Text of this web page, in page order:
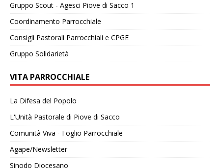
Gruppo Scout - Agesci Piove di Sacco 1
Coordinamento Parrocchiale
Consigli Pastorali Parrocchiali e CPGE
Gruppo Solidarietà
VITA PARROCCHIALE
La Difesa del Popolo
L'Unità Pastorale di Piove di Sacco
Comunità Viva - Foglio Parrocchiale
Agape/Newsletter
Sinodo Diocesano